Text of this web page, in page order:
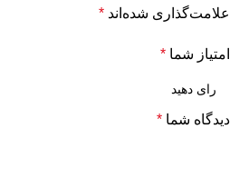
علامت‌گذاری شده‌اند *
امتیاز شما *
دیدگاه شما *